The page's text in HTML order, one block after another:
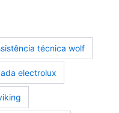
técnica wolf
electrolux